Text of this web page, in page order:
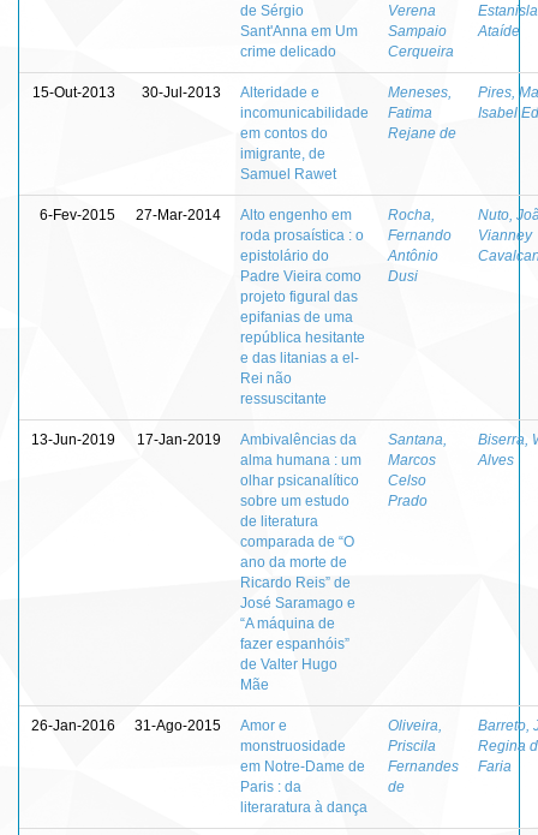
de Sérgio
Sant'Anna em Um
crime delicado
Verena
Sampaio
Cerqueira
Ataíde
15-Out-2013 30-Jul-2013
Alteridade e
incomunicabilidade
em contos do
imigrante, de
Samuel Rawet
Meneses,
Fatima
Rejane de
Pires,
Isabel
6-Fev-2015 27-Mar-2014
Alto engenho em
roda prosaística : o
epistolário do
Padre Vieira como
projeto figural das
epifanias de uma
república hesitante
e das litanias a el-
Rei não
ressuscitante
Rocha,
Fernando
Antônio
Dusi
Nuto,
Vianney
13-Jun-2019 17-Jan-2019
Ambivalências da
alma humana : um
olhar psicanalítico
sobre um estudo
de literatura
comparada de “O
ano da morte de
Ricardo Reis” de
José Saramago e
“A máquina de
fazer espanhóis”
de Valter Hugo
Mãe
Santana,
Marcos
Celso
Prado
Biserra,
Alves
26-Jan-2016 31-Ago-2015
Amor e
monstruosidade
em Notre-Dame de
Paris : da
literaratura à dança
Oliveira,
Priscila
Fernandes
de
Barreto,
Regina
Faria